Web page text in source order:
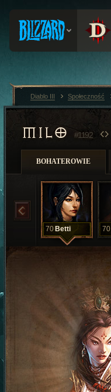
MILO #1192
BOHATEROWIE
70 Betti 70
Diablo III Społeczność